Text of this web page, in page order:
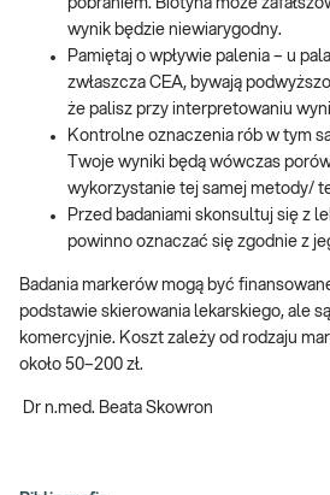
wynik będzie niewiarygodny.
Pamiętaj o wpływie palenia – u
zwłaszcza CEA, bywają
że palisz przy interpretowaniu
Kontrolne oznaczenia rób w tym
Twoje wyniki będą wówczas
wykorzystanie tej samej metody/
Przed badaniami skonsultuj się z
powinno oznaczać się zgodnie z
Badania markerów mogą być
podstawie skierowania lekarskiego, ale
komercyjnie. Koszt zależy od rodzaju
około 50–200 zł.
Dr n.med. Beata Skowron